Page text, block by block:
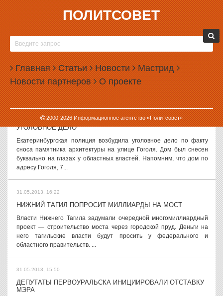
ПОЛИТСОВЕТ
Главная Статьи Новости Мастрид
Новости партнеров О проекте
2000-2026Информационное агентство «Политсовет»
31.05.2013, 18:14
СЛУХИ И ВЕРСИИ, 31 МАЯ
Свердловская элита ждет гнева Путина Говорят, что свердловские
чиновники с трепетом и даже страхом ждут предстоящего приезда
Владимира Путина на саммит Россия — ЕС. Местная элита
боится, что...
31.05.2013, 18:00
ЗА СНОС ПАМЯТНИКА В ЕКАТЕРИНБУРГЕ ВОЗБУДИЛИ
УГОЛОВНОЕ ДЕЛО
Екатеринбургская полиция возбудила уголовное дело по факту
сноса памятника архитектуры на улице Гоголя. Дом был снесен
буквально на глазах у областных властей. Напомним, что дом по
адресу Гоголя, 7...
31.05.2013, 16:22
НИЖНИЙ ТАГИЛ ПОПРОСИТ МИЛЛИАРДЫ НА МОСТ
Власти Нижнего Тагила задумали очередной многомиллиардный
проект — строительство моста через городской пруд. Деньги на
него тагильские власти будут просить у федерального и
областного правительств. ...
31.05.2013, 15:50
ДЕПУТАТЫ ПЕРВОУРАЛЬСКА ИНИЦИИРОВАЛИ ОТСТАВКУ
МЭРА